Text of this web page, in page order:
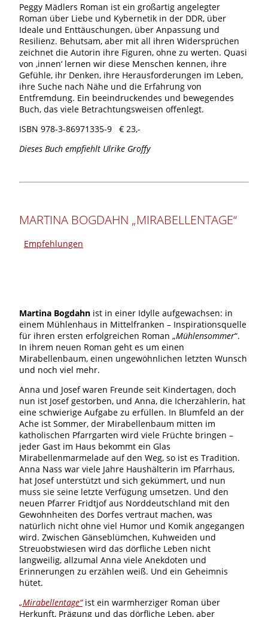
Peggy Mädlers Roman ist ein großartig angelegter
Roman über Liebe und Kybernetik in der DDR, über
Ideale und Enttäuschungen, über Anpassung und
Resilienz. Behutsam, aber mit all ihren Widersprüchen
zeichnet die Autorin ihre Figuren, ohne zu werten. Quasi
von ‚innen‘ lernen wir diese Menschen kennen, ihre
Gefühle, ihr Denken, ihre Herausforderungen im Leben,
ihre Suche nach Nähe und die Erfahrung von
Entfremdung. Ein beeindruckendes und bewegendes
Buch, das viele Betrachtungsweisen offenlegt.
ISBN 978-3-86971335-9 € 23,-
Dieses Buch empfiehlt Ulrike Groffy
MARTINA BOGDAHN „MIRABELLENTAGE“
Empfehlungen
Martina Bogdahn ist in einer Idylle aufgewachsen: in
einem Mühlenhaus in Mittelfranken – Inspirationsquelle
für ihren ersten erfolgreichen Roman „Mühlensommer“.
In ihrem neuen Roman geht es um einen
Mirabellenbaum, einen ungewöhnlichen letzten Wunsch
und noch viel mehr.
Anna und Josef waren Freunde seit Kindertagen, doch
nun ist Josef gestorben, und Anna, die Icherzählerin, hat
eine schwierige Aufgabe zu erfüllen. In Blumfeld an der
Ache ist Sommer, der Mirabellenbaum mitten im
katholischen Pfarrgarten wird viele Früchte bringen –
jeder Gast im Haus bekommt ein Glas
Mirabellenmarmelade auf den Weg, so ist es Tradition.
Anna Nass war viele Jahre Haushälterin im Pfarrhaus,
hat Josef unterstützt und sich gekümmert, und nun
muss sie seine letzte Verfügung umsetzen. Und den
neuen Pfarrer Fridtjof aus Norddeutschland mit den
Gewohnheiten des Dorfes vertraut machen, was
natürlich nicht ohne viel Humor und Komik angegangen
wird. Zwischen Gänseblümchen, Kuhweiden und
Streuobstwiesen wird das dörfliche Leben nicht
langweilig, allzumal Anna viele Anekdoten und
Erinnerungen zu erzählen weiß. Und ein Geheimnis
hütet.
„Mirabellentage“ist ein warmherziger Roman über
Herkunft, Prägung und das dörfliche Leben, aber